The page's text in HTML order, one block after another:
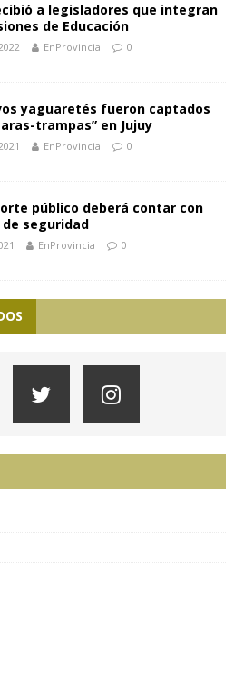
a legisladores que integran
de Educación
EnProvincia 0
yaguaretés fueron captados
trampas” en Jujuy
EnProvincia 0
público deberá contar con
seguridad
EnProvincia 0